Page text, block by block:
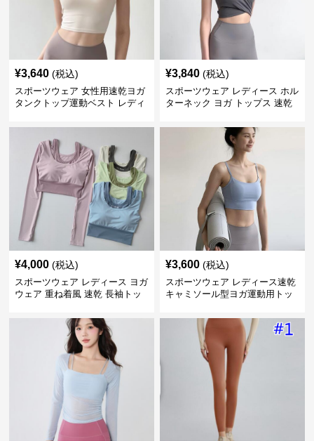
¥3,640 (税込)
スポーツウェア 女性用速乾ヨガ
タンクトップ運動ベスト レディ
¥3,840 (税込)
スポーツウェア レディース ホル
ターネック ヨガ トップス 速乾
¥4,000 (税込)
スポーツウェア レディース ヨガ
ウェア 重ね着風 速乾 長袖トッ
¥3,600 (税込)
スポーツウェア レディース速乾
キャミソール型ヨガ運動用トッ